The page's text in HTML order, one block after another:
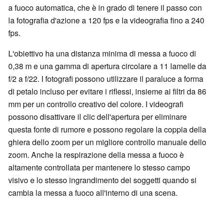
a fuoco automatica, che è in grado di tenere il passo con
la fotografia d'azione a 120 fps e la videografia fino a 240
fps.
L'obiettivo ha una distanza minima di messa a fuoco di
0,38 m e una gamma di apertura circolare a 11 lamelle da
f/2 a f/22. I fotografi possono utilizzare il paraluce a forma
di petalo incluso per evitare i riflessi, insieme ai filtri da 86
mm per un controllo creativo del colore. I videografi
possono disattivare il clic dell'apertura per eliminare
questa fonte di rumore e possono regolare la coppia della
ghiera dello zoom per un migliore controllo manuale dello
zoom. Anche la respirazione della messa a fuoco è
altamente controllata per mantenere lo stesso campo
visivo e lo stesso ingrandimento dei soggetti quando si
cambia la messa a fuoco all'interno di una scena.